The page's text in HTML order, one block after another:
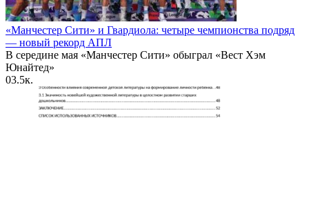
«Манчестер Сити» и Гвардиола: четыре чемпионства подряд
— новый рекорд АПЛ
В середине мая «Манчестер Сити» обыграл «Вест Хэм
Юнайтед»
03.5к.